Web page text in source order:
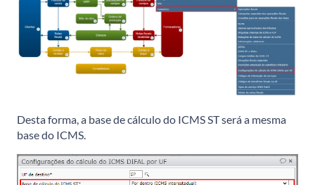
Desta forma, a base de cálculo do ICMS ST será a mesma
base do ICMS.